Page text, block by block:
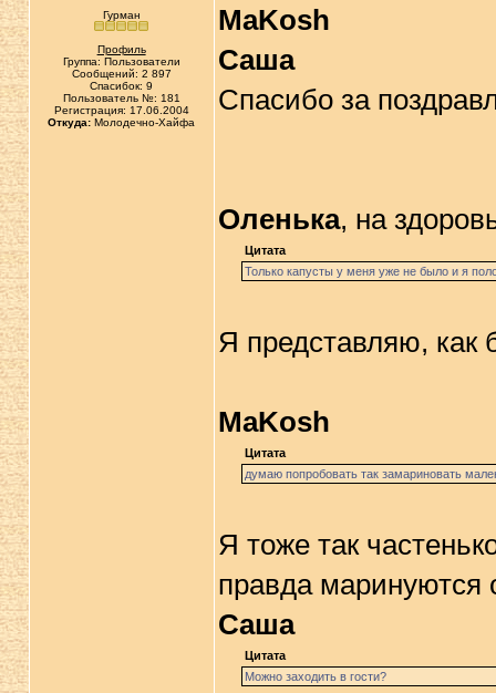
Гурман
Профиль
Группа: Пользователи
Сообщений: 2 897
Спасибок: 9
Пользователь №: 181
Регистрация: 17.06.2004
Откуда: Молодечно-Хайфа
MaKosh
Саша
Спасибо за
Оленька, на
Цитата
Только капусты у меня уже не было и я
Я представляю,
MaKosh
Цитата
думаю попробовать так замариновать
Я тоже так
правда маринуются
Саша
Цитата
Можно заходить в гости?